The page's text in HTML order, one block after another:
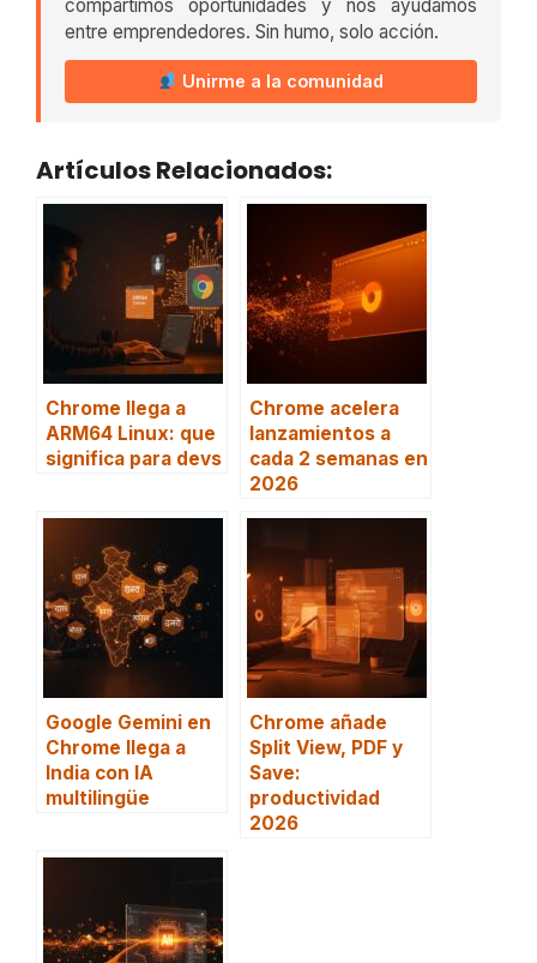
compartimos oportunidades y nos ayudamos
entre emprendedores. Sin humo, solo acción.
Unirme a la comunidad
Artículos Relacionados:
Chrome llega a
ARM64 Linux: que
significa para devs
Chrome acelera
lanzamientos a
cada 2 semanas en
2026
Google Gemini en
Chrome llega a
India con IA
multilingüe
Chrome añade
Split View, PDF y
Save:
productividad
2026